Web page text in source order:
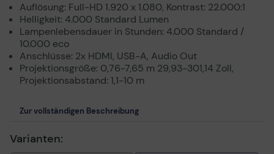
Auflösung: Full-HD 1.920 x 1.080, Kontrast: 22.000:1
Helligkeit: 4.000 Standard Lumen
Lampenlebensdauer in Stunden: 4.000 Standard /
10.000 eco
Anschlüsse: 2x HDMI, USB-A, Audio Out
Projektionsgröße: 0,76-7,65 m 29,93-301,14 Zoll,
Projektionsabstand: 1,1-10 m
Zur vollständigen Beschreibung
Varianten: